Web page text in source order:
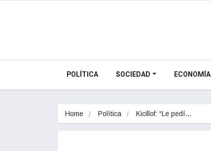
POLÍTICA SOCIEDAD ECONOMÍA
Home Política Kicillof: “Le pedí…